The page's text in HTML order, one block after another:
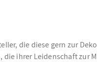
die diese gern zur
ihrer Leidenschaft zur